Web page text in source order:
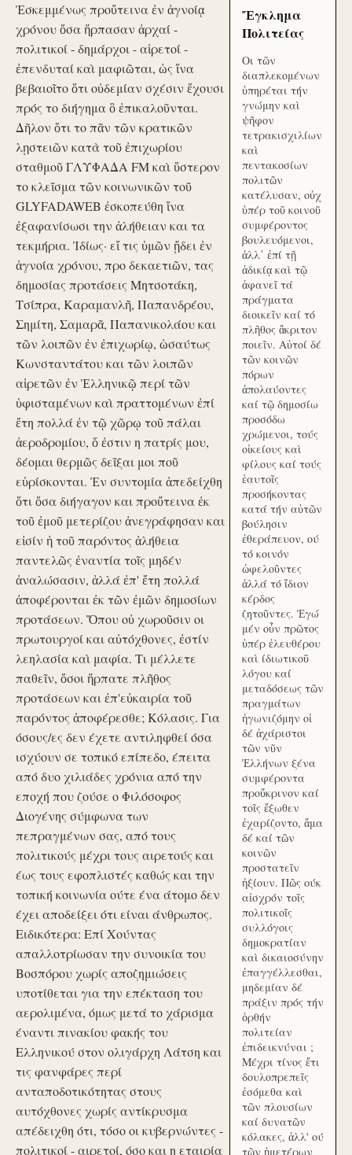
Ἐσκεμμένως προὔτεινα ἐν ἀγνοίᾳ
χρόνου ὅσα ἥρπασαν ἀρχαί -
πολιτικοί - δημάρχοι - αἱρετοί -
ἐπενδυταί καὶ μαφιῶται, ὡς ἵνα
βεβαιοῖτο ὅτι οὐδεμίαν σχέσιν ἔχουσι
πρός το διήγημα ὃ ἐπικαλοῦνται.
Δῆλον ὅτι το πᾶν τῶν κρατικῶν
λῃστειῶν κατὰ τοῦ ἐπιχωρίου
σταθμοῦ ΓΛΥΦΑΔΑ FM καὶ ὕστερον
το κλεῖσμα τῶν κοινωνικῶν τοῦ
GLYFADAWEB ἐσκοπεύθη ἵνα
ἐξαφανίσωσι την ἀλήθειαν και τα
τεκμήρια. Ἰδίως· εἴ τις ὑμῶν ᾔδει ἐν
ἀγνοία χρόνου, προ δεκαετιῶν, τας
δημοσίας προτάσεις Μητσοτάκη,
Τσίπρα, Καραμανλῆ, Παπανδρέου,
Σημίτη, Σαμαρᾶ, Παπανικολάου και
τῶν λοιπῶν ἐν ἐπιχωρίῳ, ὡσαύτως
Κωνσταντάτου και τῶν λοιπῶν
αἱρετῶν ἐν Ἑλληνικῷ περί τῶν
ὑφισταμένων καὶ πραττομένων ἐπί
ἔτη πολλά ἐν τῷ χῶρῳ τοῦ πάλαι
ἀεροδρομίου, ὅ ἐστιν η πατρίς μου,
δέομαι θερμῶς δεῖξαι μοι ποῦ
εὑρίσκονται. Ἐν συντομία ἀπεδείχθη
ὅτι ὅσα διήγαγον και προὔτεινα ἐκ
τοῦ ἐμοῦ μετερίζου ἀνεγράφησαν και
εἰσίν ἡ τοῦ παρόντος ἀλήθεια
παντελῶς ἐναντία τοῖς μηδέν
ἀναλώσασιν, ἀλλά ἐπ' ἔτη πολλά
ἀποφέρονται ἐκ τῶν ἐμῶν δημοσίων
προτάσεων. Ὅπου οὐ χωροῦσιν οι
πρωτουργοί και αὐτόχθονες, ἐστίν
λεηλασία καὶ μαφία. Τι μέλλετε
παθεῖν, ὅσοι ἥρπατε πλῆθος
προτάσεων και ἐπ'εὐκαιρία τοῦ
παρόντος ἀποφέρεσθε; Κόλασις. Για
όσους/ες δεν έχετε αντιληφθεί όσα
ισχύουν σε τοπικό επίπεδο, έπειτα
από δυο χιλιάδες χρόνια από την
εποχή που ζούσε ο Φιλόσοφος
Διογένης σύμφωνα των
πεπραγμένων σας, από τους
πολιτικούς μέχρι τους αιρετούς και
έως τους εφοπλιστές καθώς και την
τοπική κοινωνία ούτε ένα άτομο δεν
έχει αποδείξει ότι είναι άνθρωπος.
Ειδικότερα: Επί Χούντας
απαλλοτρίωσαν την συνοικία του
Βοσπόρου χωρίς αποζημιώσεις
υποτίθεται για την επέκταση του
αερολιμένα, όμως μετά το χάρισμα
έναντι πινακίου φακής του
Ελληνικού στον ολιγάρχη Λάτση και
τις φανφάρες περί
ανταποδοτικότητας στους
αυτόχθονες χωρίς αντίκρυσμα
απέδειχθη ότι, τόσο οι κυβερνώντες -
πολιτικοί - αιρετοί, όσο και η εταιρία
Ἔγκλημα
Πολιτείας
Οι τῶν
διαπλεκομένων
ὑπηρέται τήν
γνώμην καὶ
ψῆφον
τετρακισχιλίων
καὶ
πεντακοσίων
πολιτῶν
κατέλυσαν, οὐχ
ὑπέρ τοῦ κοινοῦ
συμφέροντος
βουλευόμενοι,
ἀλλ᾽ ἐπί τῇ
ἀδικίᾳ καὶ τῷ
ἀφανεῖ τά
πράγματα
διοικεῖν καί τό
πλῆθος ἄκριτον
ποιεῖν. Αὐτοί δέ
τῶν κοινῶν
πόρων
ἀπολαύοντες
καί τῷ δημοσίω
προσόδω
χρώμενοι, τούς
οἰκείους καὶ
φίλους καί τούς
ἑαυτοῖς
προσήκοντας
κατά τήν αὑτῶν
βούλησιν
ἐθεράπευον, ού
τό κοινόν
ὠφελοῦντες
ἀλλά τό ἴδιον
κέρδος
ζητοῦντες. Ἐγώ
μέν οὖν πρῶτος
ὑπέρ ἐλευθέρου
καὶ ίδιωτικοῦ
λόγου καί
μεταδόσεως τῶν
πραγμάτων
ἠγωνιζόμην οἱ
δέ ἀχάριστοι
τῶν νῦν
Ἑλλήνων ξένα
συμφέροντα
προὔκρινον καί
τοῖς ἔξωθεν
ἐχαρίζοντο, ἅμα
δέ καί τῶν
κοινῶν
προστατεῖν
ἠξίουν. Πῶς ούκ
αἰσχρόν τοῖς
πολιτικοῖς
συλλόγοις
δημοκρατίαν
καὶ δικαιοσύνην
ἐπαγγέλλεσθαι,
μηδεμίαν δέ
πράξιν πρός τήν
ὀρθήν
πολιτείαν
ἐπιδεικνύναι ;
Μέχρι τίνος ἔτι
δουλοπρεπεῖς
ἐσόμεθα καὶ
τῶν πλουσίων
καί δυνατῶν
κόλακες, ἀλλ' ού
τῶν ἡμετέρων